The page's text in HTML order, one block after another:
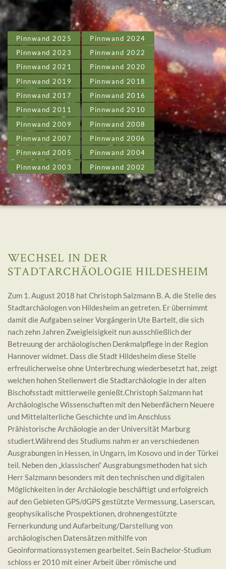
WECHSEL IN DER
STADTARCHÄOLOGIE HILDESHEIM
Zum 1. August 2018 hat Christoph Salzmann B. A. die Stelle des
Stadtarchäologen von Hildesheim an getreten. Er übernimmt
damit die Aufgaben seiner Vorgängerin Ute Bartelt, die sich
nach zehn Jahren Zweigleisigkeit nun ausschließlich der
Betreuung der archäologischen Denkmalpflege in der Region
Hannover widmet. Dass die Stadt Hildesheim diese Stelle
erfreulicherweise ohne Unterbrechung wiederbesetzt hat, zeigt
welchen hohen Stellenwert die Stadtarchäologie in der alten
Bischofsstadt mittlerweile genießt.Christoph Salzmann hat
Archäologische Wissenschaften mit den Nebenfächern Neuere
und Mittelalterliche Geschichte und im Anschluss
Prähistorische Archäologie an der Universität Marburg
studiert.Während des Studiums nahm er an verschiedenen
Ausgrabungen in Hessen, in Ungarn, im Kosovo und in der Türkei
teil. Neben den „klassischen“ Ausgrabungsmethoden hat sich
Herr Salzmann besonders mit den technischen und digitalen
Möglichkeiten in der Archäologie beschäftigt und erfolgreich
auf den Gebieten GPS/dGPS gestützte Vermessung, Laserscan,
geophysikalische Prospektionen, drohnengestützte
Fernerkundung und Aufarbeitung/Darstellung von
archäologischen Datensätzen mithilfe von
Geoinformationssystemen gearbeitet. Sein Bachelor-Studium
schloss er 2010 mit einer Arbeit über römische und
Pinnwand 2025
Pinnwand 2024
Pinnwand 2023
Pinnwand 2022
Pinnwand 2021
Pinnwand 2020
Pinnwand 2019
Pinnwand 2018
Pinnwand 2017
Pinnwand 2016
Pinnwand 2011
Pinnwand 2010
Pinnwand 2009
Pinnwand 2008
Pinnwand 2007
Pinnwand 2006
Pinnwand 2005
Pinnwand 2004
Pinnwand 2003
Pinnwand 2002